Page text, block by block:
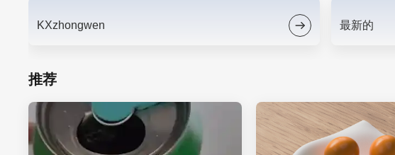
KXzhongwen 最新的
推荐